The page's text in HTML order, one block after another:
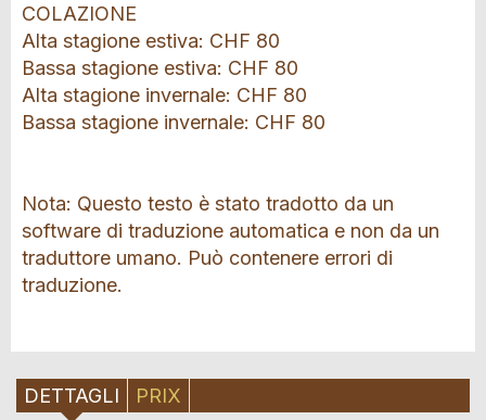
COLAZIONE
Alta stagione estiva: CHF 80
Bassa stagione estiva: CHF 80
Alta stagione invernale: CHF 80
Bassa stagione invernale: CHF 80
Nota: Questo testo è stato tradotto da un
software di traduzione automatica e non da un
traduttore umano. Può contenere errori di
traduzione.
DETTAGLI PRIX